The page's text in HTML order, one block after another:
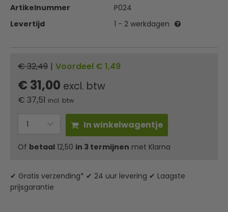
Artikelnummer
P024
Levertijd
1 - 2 werkdagen
€ 32,49 | Voordeel € 1,49
€ 31,00 excl. btw
€ 37,51 incl. btw
In winkelwagentje
Of betaal 12,50 in 3 termijnen met Klarna
✔ Gratis verzending* ✔ 24 uur levering ✔ Laagste
prijsgarantie